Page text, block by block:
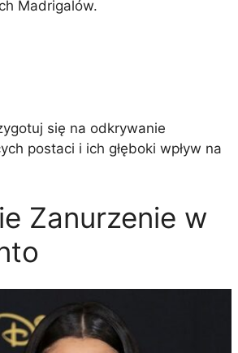
Madrigalów.
się na odkrywanie
postaci i ich głęboki wpływ na
Zanurzenie w